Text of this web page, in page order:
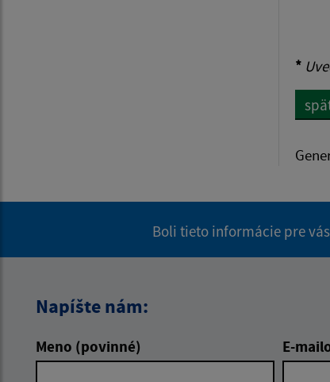
*
Boli tieto informácie pre
Napíšte nám:
Meno (povinné) E-